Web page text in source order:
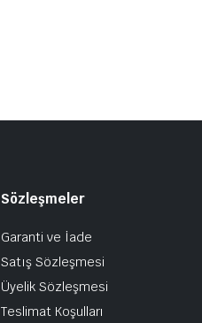
Sözleşmeler
Garanti ve İade
Satış Sözleşmesi
Üyelik Sözleşmesi
Teslimat Koşulları